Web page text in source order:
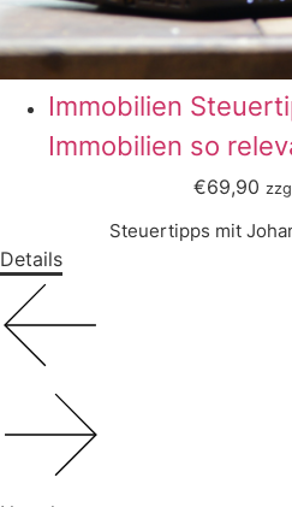
Immobilien
Immobilien so
€69,90
Steuertipps mit
Details